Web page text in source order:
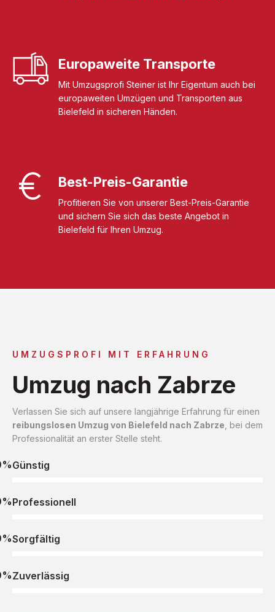
Europaweite Transporte
Mit Umzugsprofi Steiner ist Ihr Eigentum auch bei
europaweiten Umzügen und Transporten aus
Bielefeld in sicheren Händen.
Best-Preis-Garantie
Profitieren Sie von unserer Best-Preis-Garantie
und sichern Sie sich das beste Angebot in
Bielefeld für Ihren Umzug.
UMZUGSPROFI MIT ERFAHRUNG
Umzug nach Zabrze
Verlassen Sie sich auf unsere langjährige Erfahrung für einen
reibungslosen Umzug von Bielefeld nach Zabrze , bei dem
Professionalität an erster Stelle steht.
Günstig
Professionell
Sorgfältig
Zuverlässig